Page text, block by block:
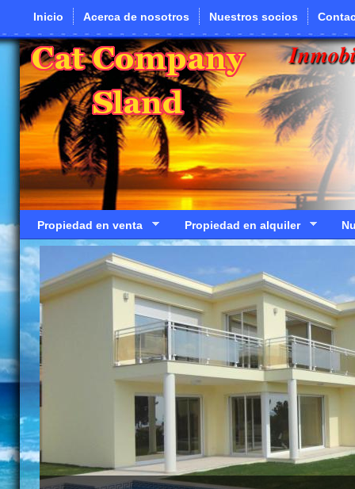
Pasar al contenido principal
Inicio Acerca de nosotros Nuestros socios
Propiedad en venta Propiedad en alquiler